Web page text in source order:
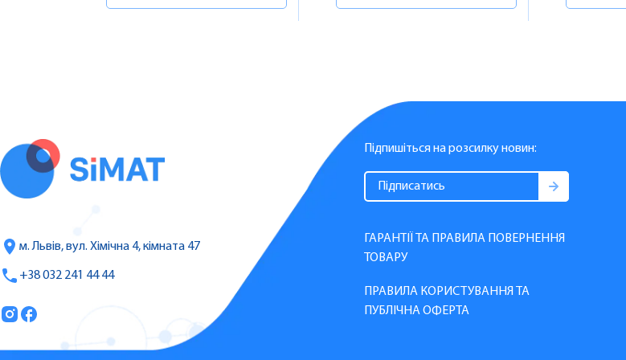
м. Львів, вул. Хімічна 4, кімната 47
+38 032 241 44 44
Підпишіться на розсилку новин:
ГАРАНТІЇ ТА ПРАВИЛА ПОВЕРНЕННЯ
ТОВАРУ
ПРАВИЛА КОРИСТУВАННЯ ТА
ПУБЛІЧНА ОФЕРТА